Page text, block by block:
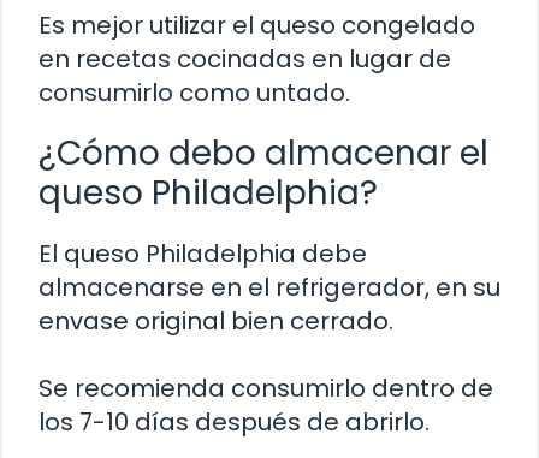
Es mejor utilizar el queso congelado
en recetas cocinadas en lugar de
consumirlo como untado.
¿Cómo debo almacenar el
queso Philadelphia?
El queso Philadelphia debe
almacenarse en el refrigerador, en su
envase original bien cerrado.
Se recomienda consumirlo dentro de
los 7-10 días después de abrirlo.